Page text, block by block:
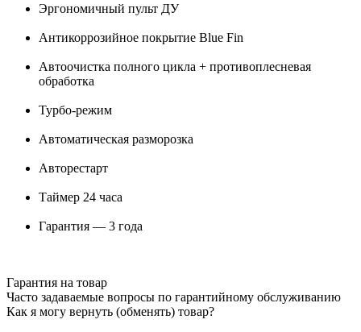
Эргономичный пульт ДУ
Антикоррозийное покрытие Blue Fin
Автоочистка полного цикла + противоплесневая
обработка
Турбо-режим
Автоматическая разморозка
Авторестарт
Таймер 24 часа
Гарантия — 3 года
Гарантия на товар
Часто задаваемые вопросы по гарантийному обслуживанию
Как я могу вернуть (обменять) товар?